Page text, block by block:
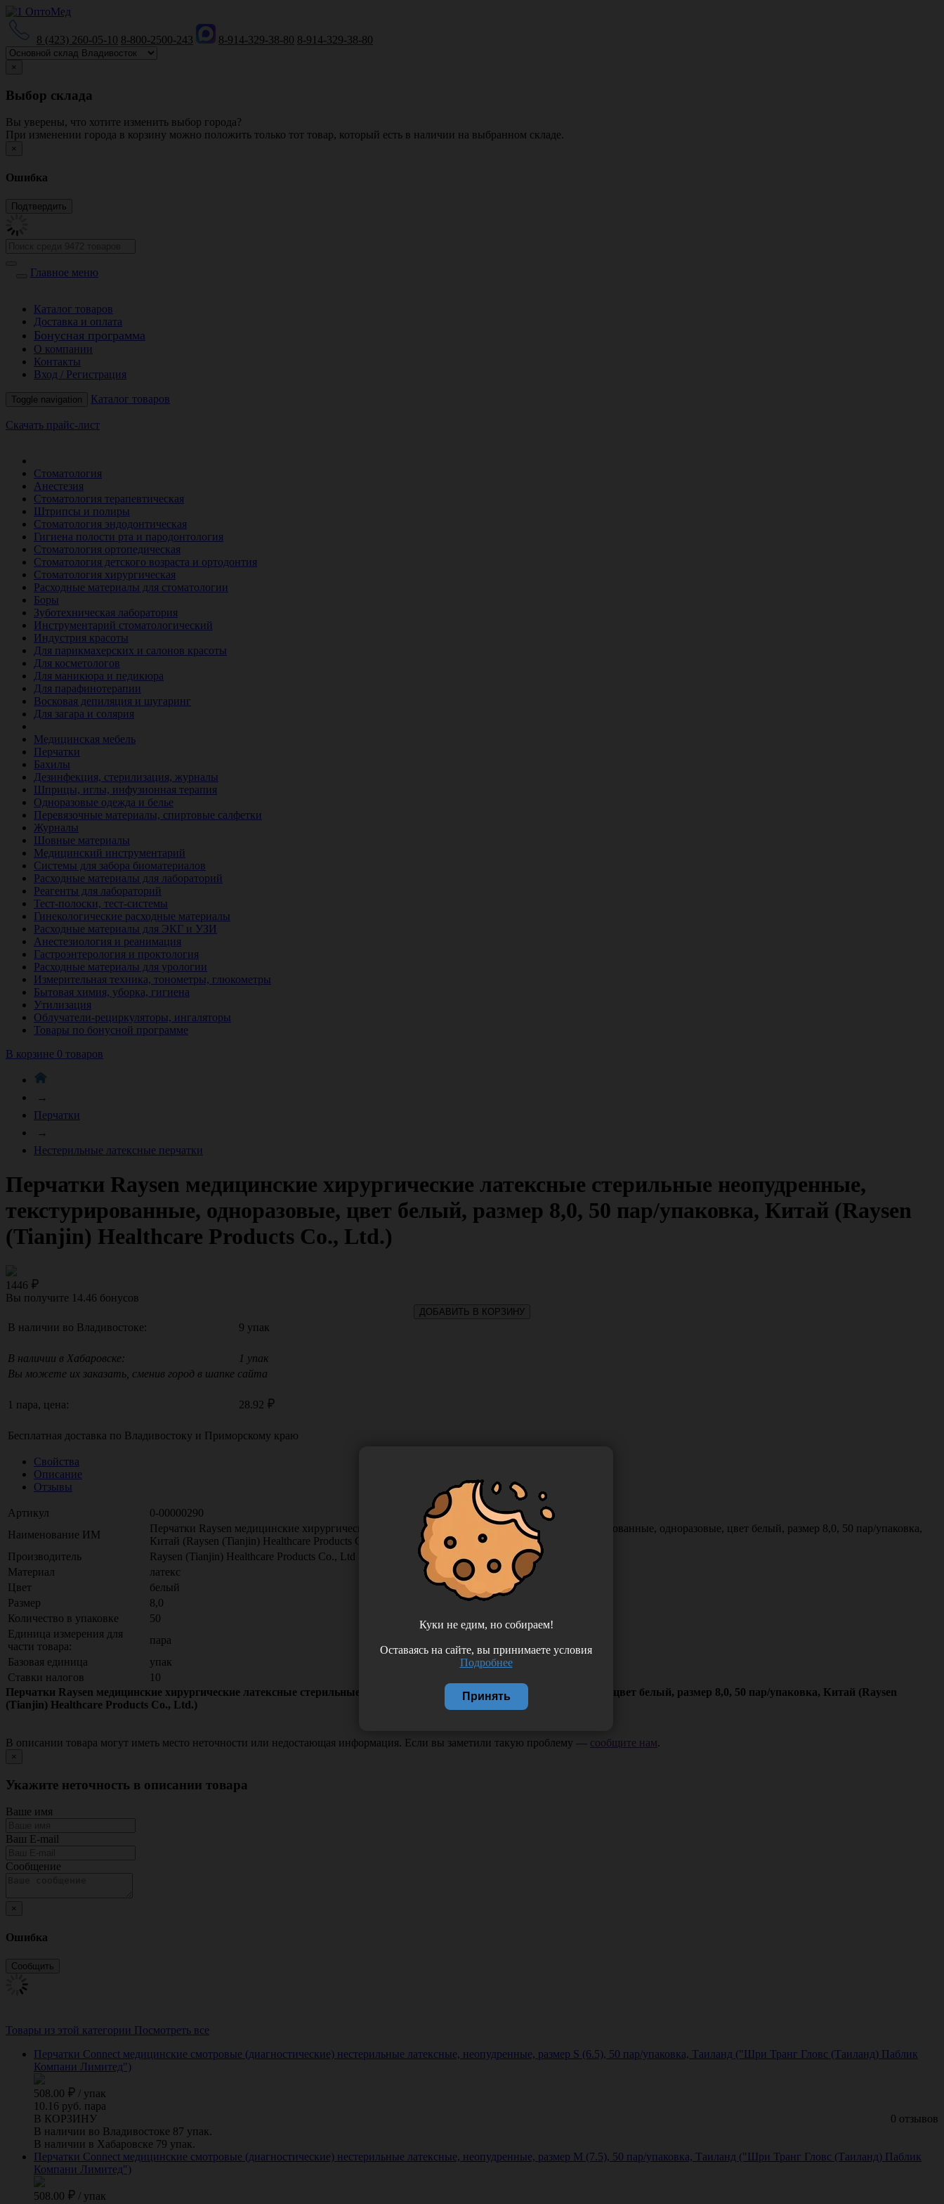
8 (423) 260-05-10 8-800-2500-243 8-914-329-38-80 8-914-329-38-80
×
Выбор склада
Вы уверены, что хотите изменить выбор города?
При изменении города в корзину можно положить только тот товар, который есть в наличии на выбранном складе.
×
Ошибка
Главное меню
Каталог товаров
Доставка и оплата
Бонусная программа
О компании
Контакты
Вход / Регистрация
Toggle navigation Каталог товаров
Скачать прайс-лист
Стоматология
Анестезия
Стоматология терапевтическая
Штрипсы и полиры
Стоматология эндодонтическая
Гигиена полости рта и пародонтология
Стоматология ортопедическая
Стоматология детского возраста и ортодонтия
Стоматология хирургическая
Расходные материалы для стоматологии
Боры
Зуботехническая лаборатория
Инструментарий стоматологический
Индустрия красоты
Для парикмахерских и салонов красоты
Для косметологов
Для маникюра и педикюра
Для парафинотерапии
Восковая депиляция и шугаринг
Для загара и солярия
Медицинская мебель
Перчатки
Бахилы
Дезинфекция, стерилизация, журналы
Шприцы, иглы, инфузионная терапия
Одноразовые одежда и белье
Перевязочные материалы, спиртовые салфетки
Журналы
Шовные материалы
Медицинский инструментарий
Системы для забора биоматериалов
Расходные материалы для лабораторий
Реагенты для лабораторий
Тест-полоски, тест-системы
Гинекологические расходные материалы
Расходные материалы для ЭКГ и УЗИ
Анестезиология и реанимация
Гастроэнтерология и проктология
Расходные материалы для урологии
Измерительная техника, тонометры, глюкометры
Бытовая химия, уборка, гигиена
Утилизация
Облучатели-рециркуляторы, ингаляторы
Товары по бонусной программе
В корзине 0 товаров
→
Перчатки
→
Нестерильные латексные перчатки
Перчатки Raysen медицинские хирургические латексные стерильные неопудренные,
текстурированные, одноразовые, цвет белый, размер 8,0, 50 пар/упаковка, Китай (Raysen
(Tianjin) Healthcare Products Co., Ltd.)
1446
Вы получите 14.46 бонусов
ДОБАВИТЬ В КОРЗИНУ
В наличии во Владивостоке: 9 упак
В наличии в Хабаровске:
1 упак
Вы можете их заказать, сменив город в шапке сайта
1 пара, цена: 28.92
Бесплатная доставка по Владивостоку и Приморскому краю
Свойства
Описание
Отзывы
Артикул
0-00000290
Наименование ИМ
Перчатки Raysen медицинские хирургические латексные стерильные неопудренные, текстурированные, одноразовые, цвет белый, размер 8,0, 50 пар/упаковка,
Китай (Raysen (Tianjin) Healthcare Products Co., Ltd.)
Производитель
Raysen (Tianjin) Healthcare Products Co., Ltd
Материал
латекс
Цвет
белый
Размер
8,0
Количество в упаковке
50
Единица измерения для
части товара:
пара
Базовая единица
упак
Ставки налогов
10
Перчатки Raysen медицинские хирургические латексные стерильные неопудренные, текстурированные, одноразовые, цвет белый, размер 8,0, 50 пар/упаковка, Китай (Raysen
(Tianjin) Healthcare Products Co., Ltd.)
В описании товара могут иметь место неточности или недостающая информация. Если вы заметили такую проблему — сообщите нам.
×
Укажите неточность в описании товара
Ваше имя
Ваш E-mail
Сообщение
×
Ошибка
Товары из этой категории Посмотреть все
Перчатки Connect медицинские смотровые (диагностические) нестерильные латексные, неопудренные, размер S (6.5), 50 пар/упаковка, Таиланд ("Шри Транг Гловс (Таиланд) Паблик
Компани Лимитед")
508.00 / упак
10.16 руб. пара
0 отзывов
В КОРЗИНУ
В наличии во Владивостоке 87 упак.
В наличии в Хабаровске 79 упак.
Перчатки Connect медицинские смотровые (диагностические) нестерильные латексные, неопудренные, размер M (7.5), 50 пар/упаковка, Таиланд ("Шри Транг Гловс (Таиланд) Паблик
Компани Лимитед")
508.00 / упак
Куки не едим, но собираем!
Оставаясь на сайте, вы принимаете условия
Подробнее
Принять